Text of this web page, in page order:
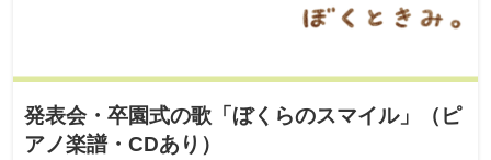
発表会・卒園式の歌「ぼくらのスマイル」（ピ
アノ楽譜・CDあり）